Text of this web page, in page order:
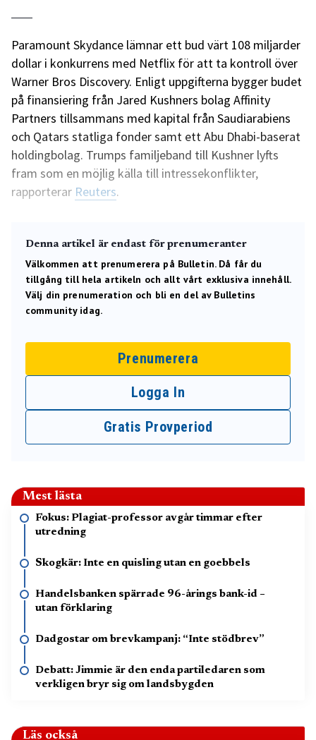
Paramount Skydance lämnar ett bud värt 108 miljarder
dollar i konkurrens med Netflix för att ta kontroll över
Warner Bros Discovery. Enligt uppgifterna bygger budet
på finansiering från Jared Kushners bolag Affinity
Partners tillsammans med kapital från Saudiarabiens
och Qatars statliga fonder samt ett Abu Dhabi-baserat
holdingbolag. Trumps familjeband till Kushner lyfts
fram som en möjlig källa till intressekonflikter,
rapporterar Reuters.
Denna artikel är endast för prenumeranter
Välkommen att prenumerera på Bulletin. Då får du
tillgång till hela artikeln och allt vårt exklusiva innehåll.
Välj din prenumeration och bli en del av Bulletins
community idag.
Prenumerera
Logga In
Gratis Provperiod
Mest lästa
Fokus: Plagiat-professor avgår timmar efter
utredning
Skogkär: Inte en quisling utan en goebbels
Handelsbanken spärrade 96-årings bank-id –
utan förklaring
Dadgostar om brevkampanj: “Inte stödbrev”
Debatt: Jimmie är den enda partiledaren som
verkligen bryr sig om landsbygden
Läs också